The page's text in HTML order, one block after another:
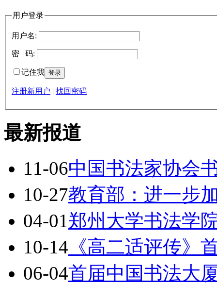
用户登录
用户名:
密 码:
记住我
注册新用户 找回密码
最新报道
11-06中国书法家协会
10-27教育部：进一步
04-01郑州大学书法学
10-14 《高二适评传》
06-04首届中国书法大